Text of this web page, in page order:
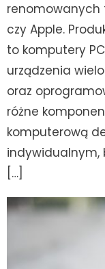
renomowanych
czy Apple.
to komputery
urządzenia
oraz
różne
komputerową
indywidualnym,
[…]